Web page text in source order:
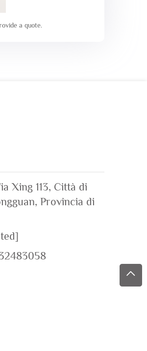
a quote.
Xing 113, Città di
Provincia di